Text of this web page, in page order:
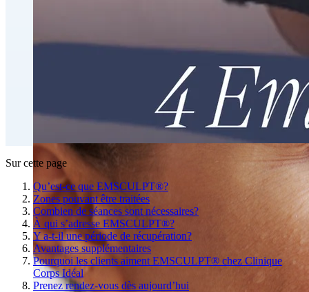
Emsculpt NEO® Perte de gras par contournage du
corps
Contournement avec Venus Bliss MAX™ à Montréal |
Sur cette page
Qu’est-ce que EMSCULPT®?
Zones pouvant être traitées
Combien de séances sont nécessaires?
À qui s’adresse EMSCULPT®?
Y a-t-il une période de récupération?
Avantages supplémentaires
Pourquoi les clients aiment EMSCULPT® chez Clinique
Corps Idéal
Prenez rendez-vous dès aujourd’hui